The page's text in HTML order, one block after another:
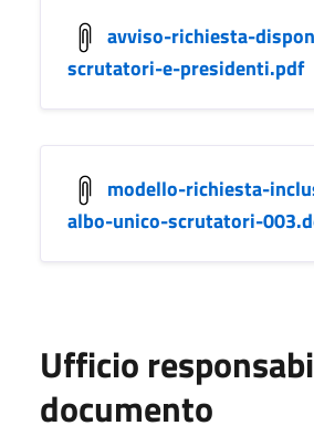
avviso-richiesta-
scrutatori-e-presidenti.pdf
modello-richiesta-
albo-unico-scrutatori-
Ufficio
documento